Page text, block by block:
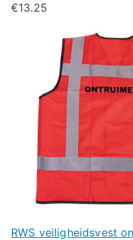
€13.25
RWS veiligheidsvest